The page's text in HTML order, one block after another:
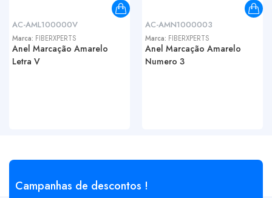
AC-AML100000V
Marca: FIBERXPERTS
Anel Marcação Amarelo
Letra V
AC-AMN1000003
Marca: FIBERXPERTS
Anel Marcação Amarelo
Numero 3
Campanhas de descontos !